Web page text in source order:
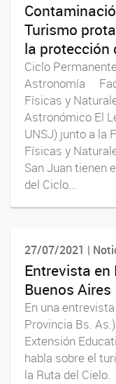
Turismo
la protección
Ciclo
Astronomía
Físicas y
Astronómico El
UNSJ) junto a la
Físicas y
San Juan tienen
del Ciclo...
27/07/2021 |
Entrevista en
Buenos Aires
En una
Provincia Bs.
Extensión
habla sobre el
la Ruta del Cielo.